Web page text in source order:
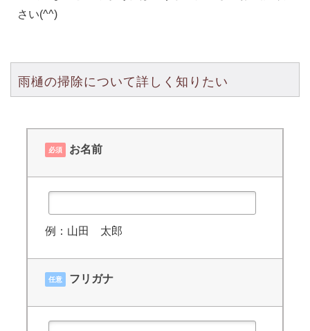
さい(^^)
雨樋の掃除について詳しく知りたい
必須 お名前
例：山田 太郎
任意 フリガナ